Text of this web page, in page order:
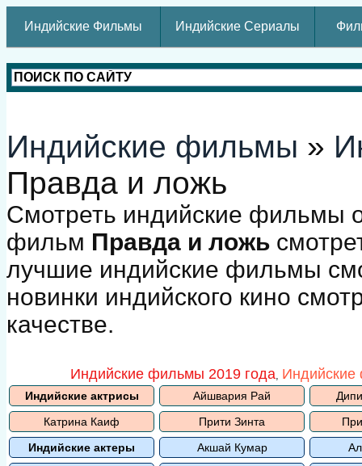
Индийские Фильмы Индийские Сериалы
Индийские фильмы »
Правда и ложь
Смотреть индийские фильмы
фильм Правда и ложь
лучшие индийские фильмы
новинки индийского кино
качестве.
Индийские фильмы 2019 года,
Индийские актрисы Айшвария Рай
Катрина Каиф
Прити Зинта
Индийские актеры
Акшай Кумар